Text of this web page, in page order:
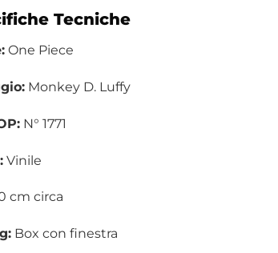
Tecniche
One Piece
Monkey D. Luffy
N° 1771
Vinile
cm circa
Box con finestra